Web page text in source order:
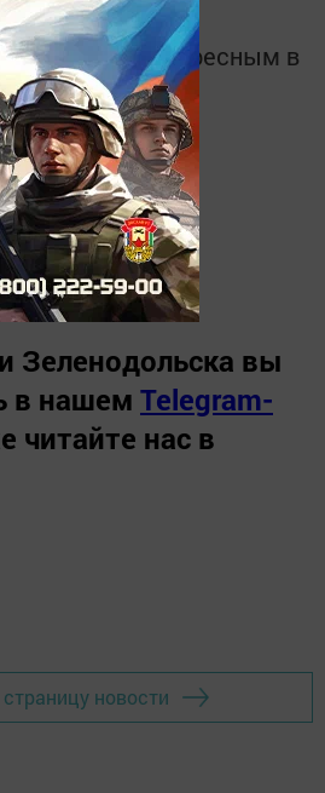
важным и интересным в
в
MАХ:
Зеленодольска вы
в нашем Telegram-
читайте нас в
новости